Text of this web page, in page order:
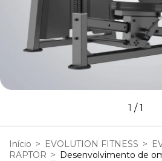
1 /1
Início > EVOLUTION FITNESS >
RAPTOR > Desenvolvimento de